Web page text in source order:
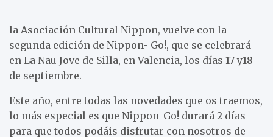
la Asociación Cultural Nippon, vuelve con la
segunda edición de Nippon- Go!, que se celebrará
en La Nau Jove de Silla, en Valencia, los días 17 y18
de septiembre.
Este año, entre todas las novedades que os traemos,
lo más especial es que Nippon-Go! durará 2 días
para que todos podáis disfrutar con nosotros de